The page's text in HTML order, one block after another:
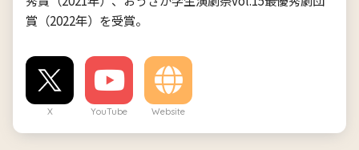
賞（2022年）を受賞。
X YouTube Website